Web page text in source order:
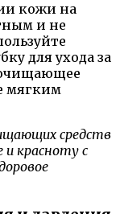
кожи на
и не
для ухода за
мягким
средств
красноту с